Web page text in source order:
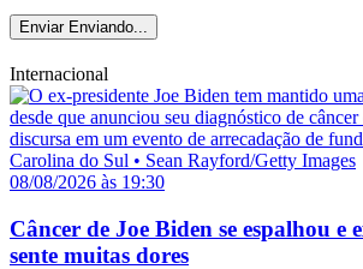
Enviar Enviando...
Internacional
08/08/2026 às 19:30
Câncer de Joe Biden se espalhou e
sente muitas dores